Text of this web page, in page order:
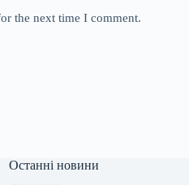
the next time I comment.
Останні новини